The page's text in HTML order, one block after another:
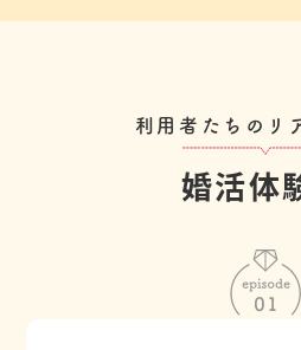
利用者たちのリ
婚活体